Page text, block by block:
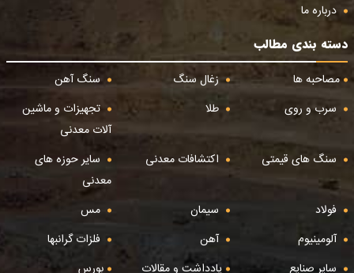
درباره ما
دسته بندی مطالب
مصاحبه ها
زغال سنگ
سنگ آهن
سرب و روی
طلا
تجهیزات و ماشین
آلات معدنی
سنگ های قیمتی
اکتشافات معدنی
سایر حوزه های
معدنی
فولاد
سیمان
مس
آلومینیوم
آهن
فلزات گرانبها
سایر صنایع
یادداشت و مقالات بورس